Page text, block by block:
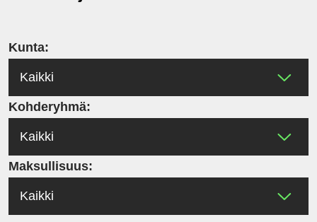
Kunta:
Kohderyhmä:
Maksullisuus: